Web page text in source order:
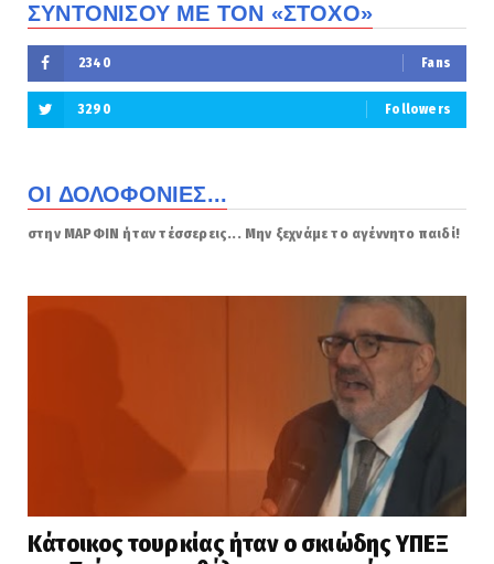
ΣΥΝΤΟΝΙΣΟΥ ΜΕ ΤΟΝ «ΣΤΟΧΟ»
2340 Fans
3290 Followers
ΟΙ ΔΟΛΟΦΟΝΙΕΣ...
στην ΜΑΡΦΙΝ ήταν τέσσερεις... Μην ξεχνάμε το αγέννητο παιδί!
Κάτοικος τουρκίας ήταν ο σκιώδης ΥΠΕΞ